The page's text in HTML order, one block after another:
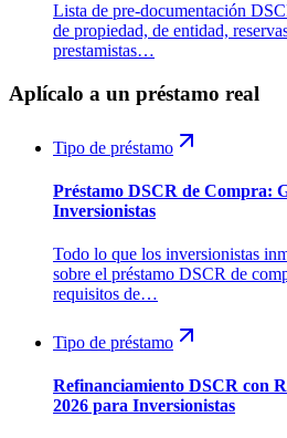
Lista de pre-documentación
de propiedad, de entidad,
prestamistas…
Aplícalo a un préstamo real
Tipo de préstamo
Préstamo DSCR de Compra:
Inversionistas
Todo lo que los inversionistas
sobre el préstamo DSCR de
requisitos de…
Tipo de préstamo
Refinanciamiento DSCR con
2026 para Inversionistas